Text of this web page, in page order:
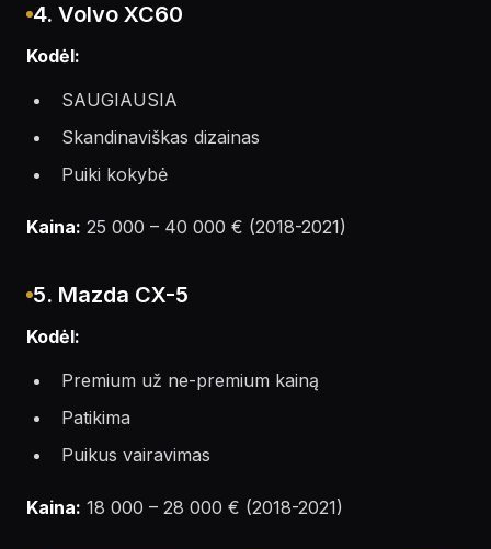
4. Volvo XC60
Kodėl:
SAUGIAUSIA
Skandinaviškas dizainas
Puiki kokybė
Kaina: 25 000 – 40 000 € (2018-2021)
5. Mazda CX-5
Kodėl:
Premium už ne-premium kainą
Patikima
Puikus vairavimas
Kaina: 18 000 – 28 000 € (2018-2021)